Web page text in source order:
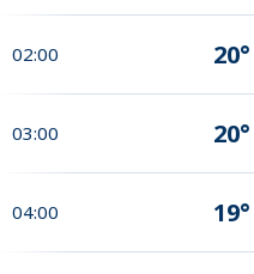
02:00 20°
03:00 20°
04:00 19°